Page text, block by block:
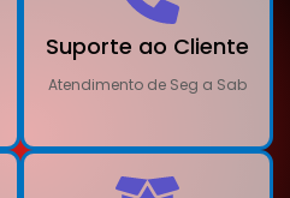
Suporte ao Cliente
Atendimento de Seg a Sab